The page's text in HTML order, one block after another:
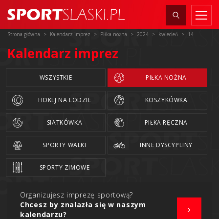
Strona główna Kalendarz imprez Piłka nożna 2024 kwiecień 14
Kalendarz imprez
WSZYSTKIE PIŁKA NOŻNA
HOKEJ NA LODZIE KOSZYKÓWKA
SIATKÓWKA PIŁKA RĘCZNA
SPORTY WALKI INNE DYSCYPLINY
SPORTY ZIMOWE
Organizujesz imprezę sportową?
Chcesz by znalazła się w naszym
kalendarzu?